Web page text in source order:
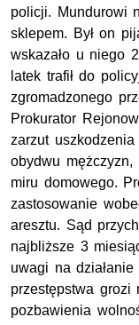
policji. Mundurowi
sklepem. Był on
wskazało u niego
latek trafił do
zgromadzonego
Prokurator
zarzut
obydwu mężczyzn,
miru domowego.
zastosowanie
aresztu. Sąd
najbliższe 3
uwagi na
przestępstwa
pozbawienia